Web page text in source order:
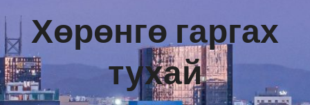
Хөрөнгө гаргах
тухай